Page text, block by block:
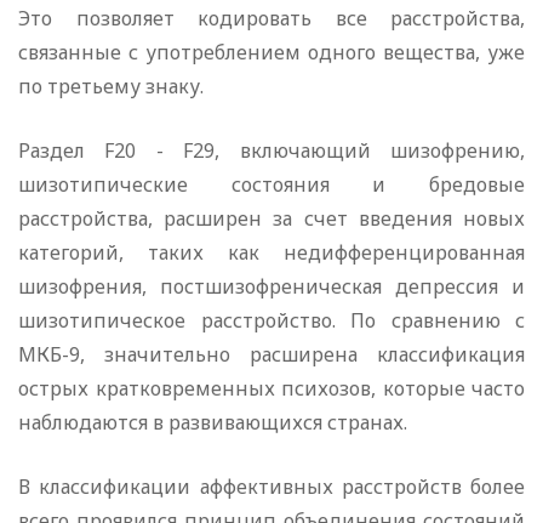
Это позволяет кодировать все расстройства,
связанные с употреблением одного вещества, уже
по третьему знаку.
Раздел F20 - F29, включающий шизофрению,
шизотипические состояния и бредовые
расстройства, расширен за счет введения новых
категорий, таких как недифференцированная
шизофрения, постшизофреническая депрессия и
шизотипическое расстройство. По сравнению с
МКБ-9, значительно расширена классификация
острых кратковременных психозов, которые часто
наблюдаются в развивающихся странах.
В классификации аффективных расстройств более